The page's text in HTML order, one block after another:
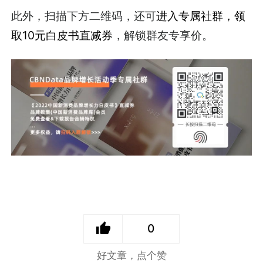
此外，扫描下方二维码，还可进入专属社群，领
取10元白皮书直减券 ，解锁群友专享价。
0
好文章，点个赞